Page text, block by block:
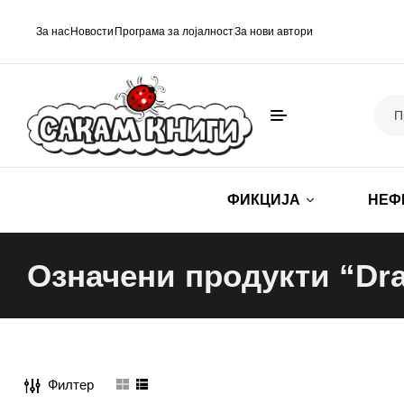
За нас Новости Програма за лојалностЗа нови автори
ФИКЦИЈА
Означени продукти
Филтер